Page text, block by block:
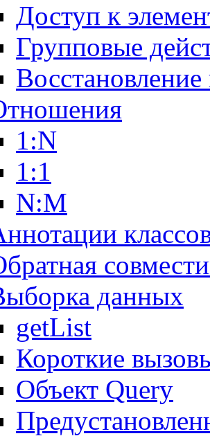
Доступ к
Групповые
1:N
1:1
N:M
данных
getList
Короткие
Объект Query